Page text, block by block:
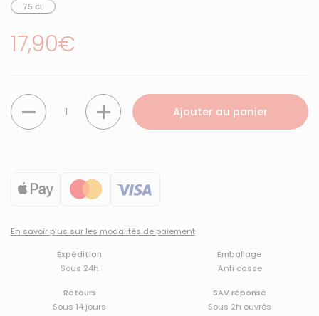
75 cL
Prix régulier
17,90€
Quantité
Ajouter au panier
En savoir plus sur les modalités de paiement
Expédition
Sous 24h
Emballage
Anti casse
Retours
Sous 14 jours
SAV réponse
Sous 2h ouvrés